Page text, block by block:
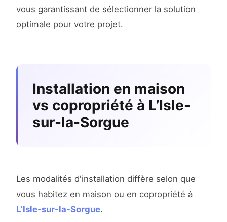
vous garantissant de sélectionner la solution
optimale pour votre projet.
Installation en maison
vs copropriété à L’Isle-
sur-la-Sorgue
Les modalités d'installation diffère selon que
vous habitez en maison ou en copropriété à
L’Isle-sur-la-Sorgue.